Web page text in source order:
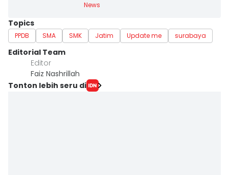
News
Topics
PPDB SMA SMK Jatim Update me surabaya
Editorial Team
Editor
Faiz Nashrillah
Tonton lebih seru di